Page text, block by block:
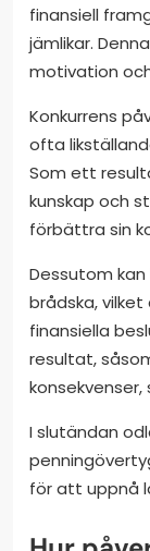
finansiell
jämlikar.
motivation
Konkurrens
ofta
Som ett
kunskap och
förbättra sin
Dessutom kan
brådska,
finansiella
resultat,
I slutändan
för att uppnå